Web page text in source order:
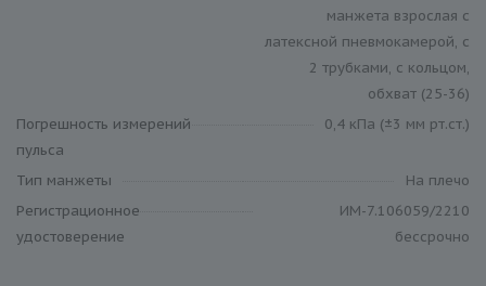
манжета взрослая с
латексной пневмокамерой, с
2 трубками, с кольцом,
обхват (25-36)
Погрешность измерений
пульса
0,4 кПа (±3 мм рт.ст.)
Тип манжеты
На плечо
Регистрационное
удостоверение
ИМ-7.106059/2210
бессрочно